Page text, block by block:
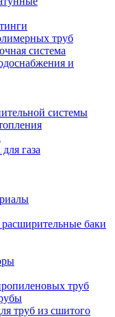
труб
система
и
системы
газа
баки
труб
труб из сшитого